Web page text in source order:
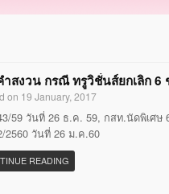
สงวน กรณี ทรูวิชั่นส์ยกเลิก 6
on 19 January, 2017
59 วันที่ 26 ธ.ค. 59, กสท.นัดพิเศษ
2560 วันที่ 26 ม.ค.60
READING